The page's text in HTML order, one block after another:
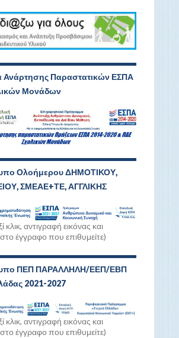
Ανάρτησης Παραστατικών ΕΣΠΑ
Μονάδων
Ολοήμερου ΔΗΜΟΤΙΚΟΥ,
ΣΜΕΑΕ+ΤΕ, ΑΓΓΛΙΚΗΣ
κλικ, αντιγραφή εικόνας και
έγγραφο που επιθυμείτε)
ΠΕΠ ΠΑΡΑΛΛΗΛΗ/ΕΕΠ/ΕΒΠ
2021-2027
κλικ, αντιγραφή εικόνας και
έγγραφο που επιθυμείτε)